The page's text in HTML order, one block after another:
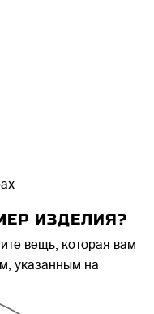
ИЗДЕЛИЯ?
вещь, которая вам
указанным на